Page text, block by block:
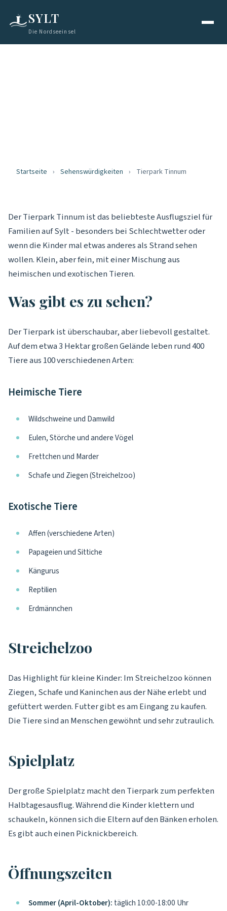
SYLT
Die Nordseeinsel
Startseite › Sehenswürdigkeiten › Tierpark Tinnum
Der Tierpark Tinnum ist das beliebteste Ausflugsziel für
Familien auf Sylt - besonders bei Schlechtwetter oder
wenn die Kinder mal etwas anderes als Strand sehen
wollen. Klein, aber fein, mit einer Mischung aus
heimischen und exotischen Tieren.
Was gibt es zu sehen?
Der Tierpark ist überschaubar, aber liebevoll gestaltet.
Auf dem etwa 3 Hektar großen Gelände leben rund 400
Tiere aus 100 verschiedenen Arten:
Heimische Tiere
Wildschweine und Damwild
Eulen, Störche und andere Vögel
Frettchen und Marder
Schafe und Ziegen (Streichelzoo)
Exotische Tiere
Affen (verschiedene Arten)
Papageien und Sittiche
Kängurus
Reptilien
Erdmännchen
Streichelzoo
Das Highlight für kleine Kinder: Im Streichelzoo können
Ziegen, Schafe und Kaninchen aus der Nähe erlebt und
gefüttert werden. Futter gibt es am Eingang zu kaufen.
Die Tiere sind an Menschen gewöhnt und sehr zutraulich.
Spielplatz
Der große Spielplatz macht den Tierpark zum perfekten
Halbtagesausflug. Während die Kinder klettern und
schaukeln, können sich die Eltern auf den Bänken erholen.
Es gibt auch einen Picknickbereich.
Öffnungszeiten
Sommer (April-Oktober): täglich 10:00-18:00 Uhr